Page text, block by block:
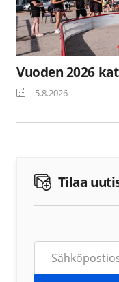
Vuoden 2026
5.8.2026
Tilaa